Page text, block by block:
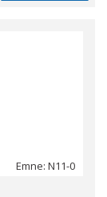
Emne: N11-0